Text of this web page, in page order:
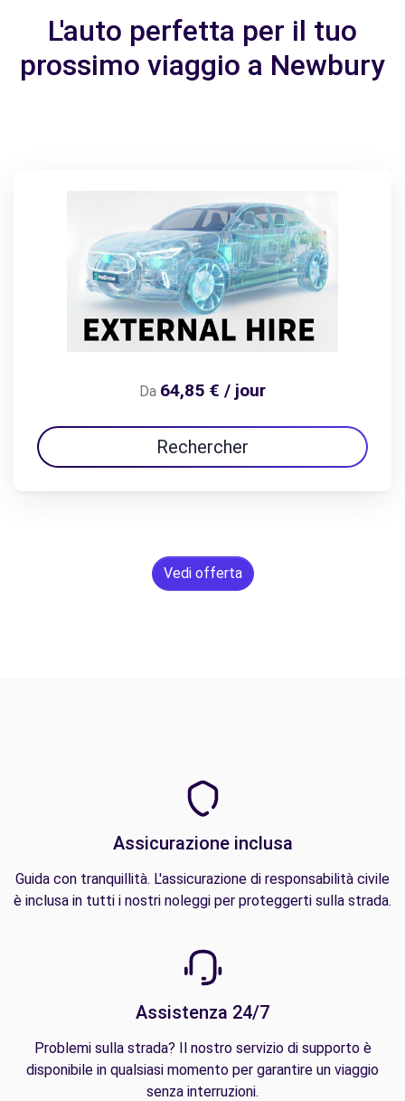
L'auto perfetta per il tuo
prossimo viaggio a Newbury
Da 64,85 € / jour
Rechercher
Vedi offerta
Assicurazione inclusa
Guida con tranquillità. L'assicurazione di responsabilità civile
è inclusa in tutti i nostri noleggi per proteggerti sulla strada.
Assistenza 24/7
Problemi sulla strada? Il nostro servizio di supporto è
disponibile in qualsiasi momento per garantire un viaggio
senza interruzioni.